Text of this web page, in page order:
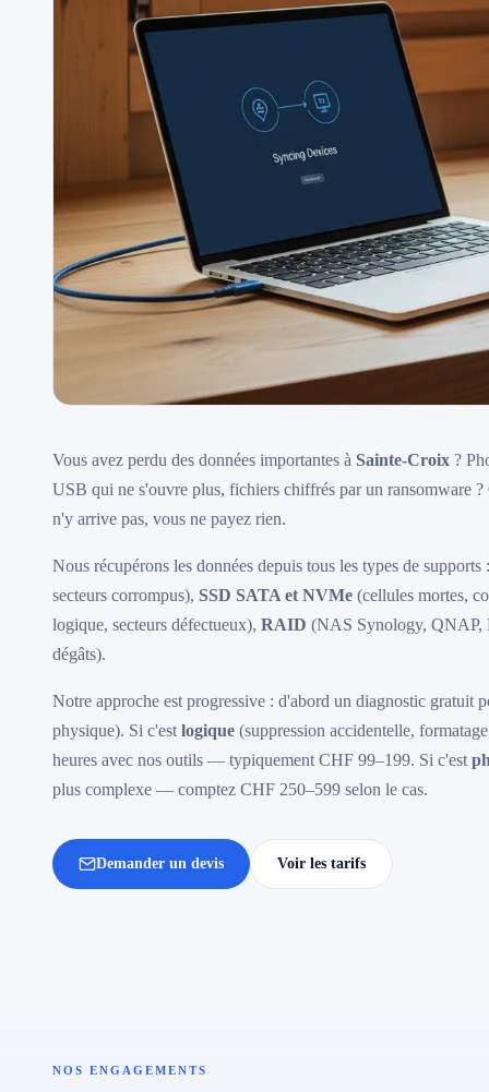
Vous avez perdu des données importantes à Sainte-Croix ?
USB qui ne s'ouvre plus, fichiers chiffrés par un ransomware
n'y arrive pas, vous ne payez rien.
Nous récupérons les données depuis tous les types de supports :
secteurs corrompus), SSD SATA et NVMe (cellules mortes,
logique, secteurs défectueux), RAID (NAS Synology, QNAP,
dégâts).
Notre approche est progressive : d'abord un diagnostic gratuit
physique). Si c'est logique (suppression accidentelle,
heures avec nos outils — typiquement CHF 99–199. Si c'est
plus complexe — comptez CHF 250–599 selon le cas.
Demander un devis Voir les tarifs
NOS ENGAGEMENTS